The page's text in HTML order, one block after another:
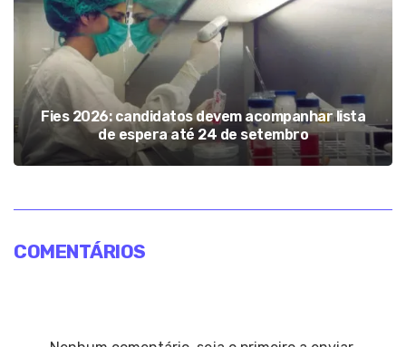
Fies 2026: candidatos devem acompanhar lista
de espera até 24 de setembro
COMENTÁRIOS